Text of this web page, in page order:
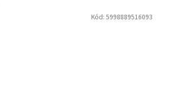
Kód: 5998889516093